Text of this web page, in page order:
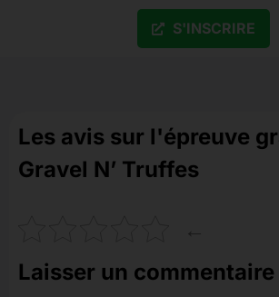
S'INSCRIRE
Les avis sur l'épreuve
Gravel N’ Truffes
Laisser un commentaire